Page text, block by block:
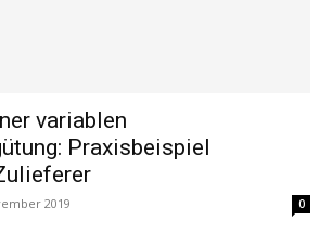
variablen
Praxisbeispiel
2019 0